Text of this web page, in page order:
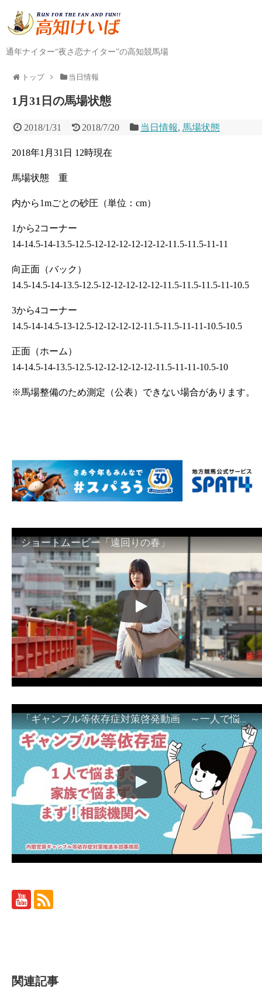
通年ナイター“夜さ恋ナイター”の高知競馬場
トップ 当日情報
1月31日の馬場状態
2018/1/31 2018/7/20 当日情報, 馬場状態
2018年1月31日 12時現在
馬場状態 重
内から1mごとの砂圧（単位：cm）
1から2コーナー
14-14.5-14-13.5-12.5-12-12-12-12-12-12-11.5-11.5-11-11
向正面（バック）
14.5-14.5-14-13.5-12.5-12-12-12-12-12-11.5-11.5-11.5-11-10.5
3から4コーナー
14.5-14-14.5-13-12.5-12-12-12-12-11.5-11.5-11-11-10.5-10.5
正面（ホーム）
14-14.5-14-13.5-12.5-12-12-12-12-12-11.5-11-11-10.5-10
※馬場整備のため測定（公表）できない場合があります。
ショートムービー「遠回りの春」
「ギャンブル等依存症対策啓発動画 ～一人で悩まず、家族で悩まず、まず！相談機関へ～」
関連記事